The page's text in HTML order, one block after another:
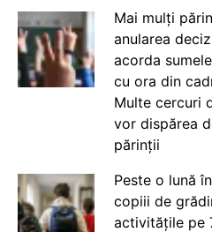
Mai mulți
anularea
acorda
cu ora din
Multe cercuri
vor dispărea
părinții
Peste o lună
copiii de
activitățile pe